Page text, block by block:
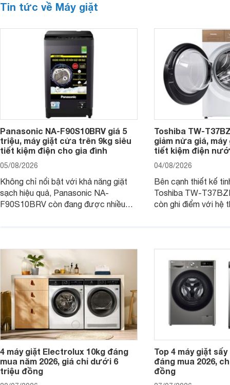
Tin tức về Máy giặt
Panasonic NA-F90S10BRV giá 5
triệu, máy giặt cửa trên 9kg siêu
tiết kiệm điện cho gia đình
05/08/2026
Không chỉ nổi bật với khả năng giặt
sạch hiệu quả, Panasonic NA-
F90S10BRV còn đang được nhiều
giặt cửa trên 9kg.
Toshiba TW-
giảm nửa giá,
tiết kiệm điện
04/08/2026
Bên cạnh thiết kế
Toshiba TW-
còn ghi điểm với hệ
giặt.
4 máy giặt Electrolux 10kg đáng
mua năm 2026, giá chỉ dưới 6
triệu đồng
Top 4 máy giặt
đáng mua 2026,
đồng